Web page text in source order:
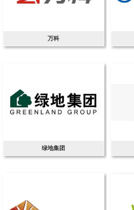
万科
绿地集团